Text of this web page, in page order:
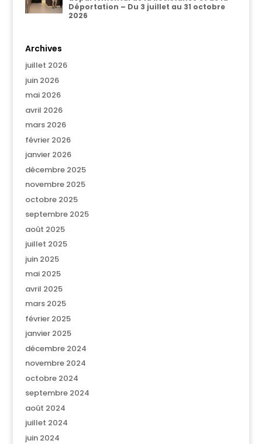
Déportation – Du 3 juillet au 31 octobre
2026
Archives
juillet 2026
juin 2026
mai 2026
avril 2026
mars 2026
février 2026
janvier 2026
décembre 2025
novembre 2025
octobre 2025
septembre 2025
août 2025
juillet 2025
juin 2025
mai 2025
avril 2025
mars 2025
février 2025
janvier 2025
décembre 2024
novembre 2024
octobre 2024
septembre 2024
août 2024
juillet 2024
juin 2024